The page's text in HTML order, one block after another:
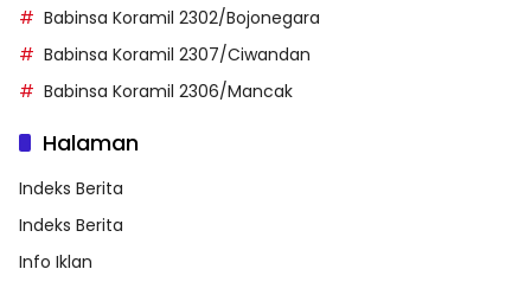
Babinsa Koramil 2302/Bojonegara
Babinsa Koramil 2307/Ciwandan
Babinsa Koramil 2306/Mancak
Halaman
Indeks Berita
Indeks Berita
Info Iklan